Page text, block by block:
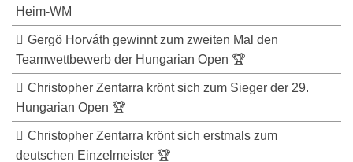
Heim-WM
Gergö Horváth gewinnt zum zweiten Mal den
Teamwettbewerb der Hungarian Open 🏆
Christopher Zentarra krönt sich zum Sieger der 29.
Hungarian Open 🏆
Christopher Zentarra krönt sich erstmals zum
deutschen Einzelmeister 🏆